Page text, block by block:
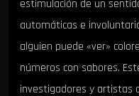
estimulación de un
automáticas e
alguien puede «ver»
números con sabores.
investigadores y artistas